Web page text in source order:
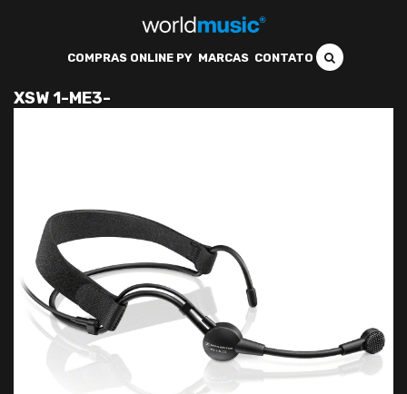
COMPRAS ONLINE PY MARCAS CONTATO
XSW 1-ME3-